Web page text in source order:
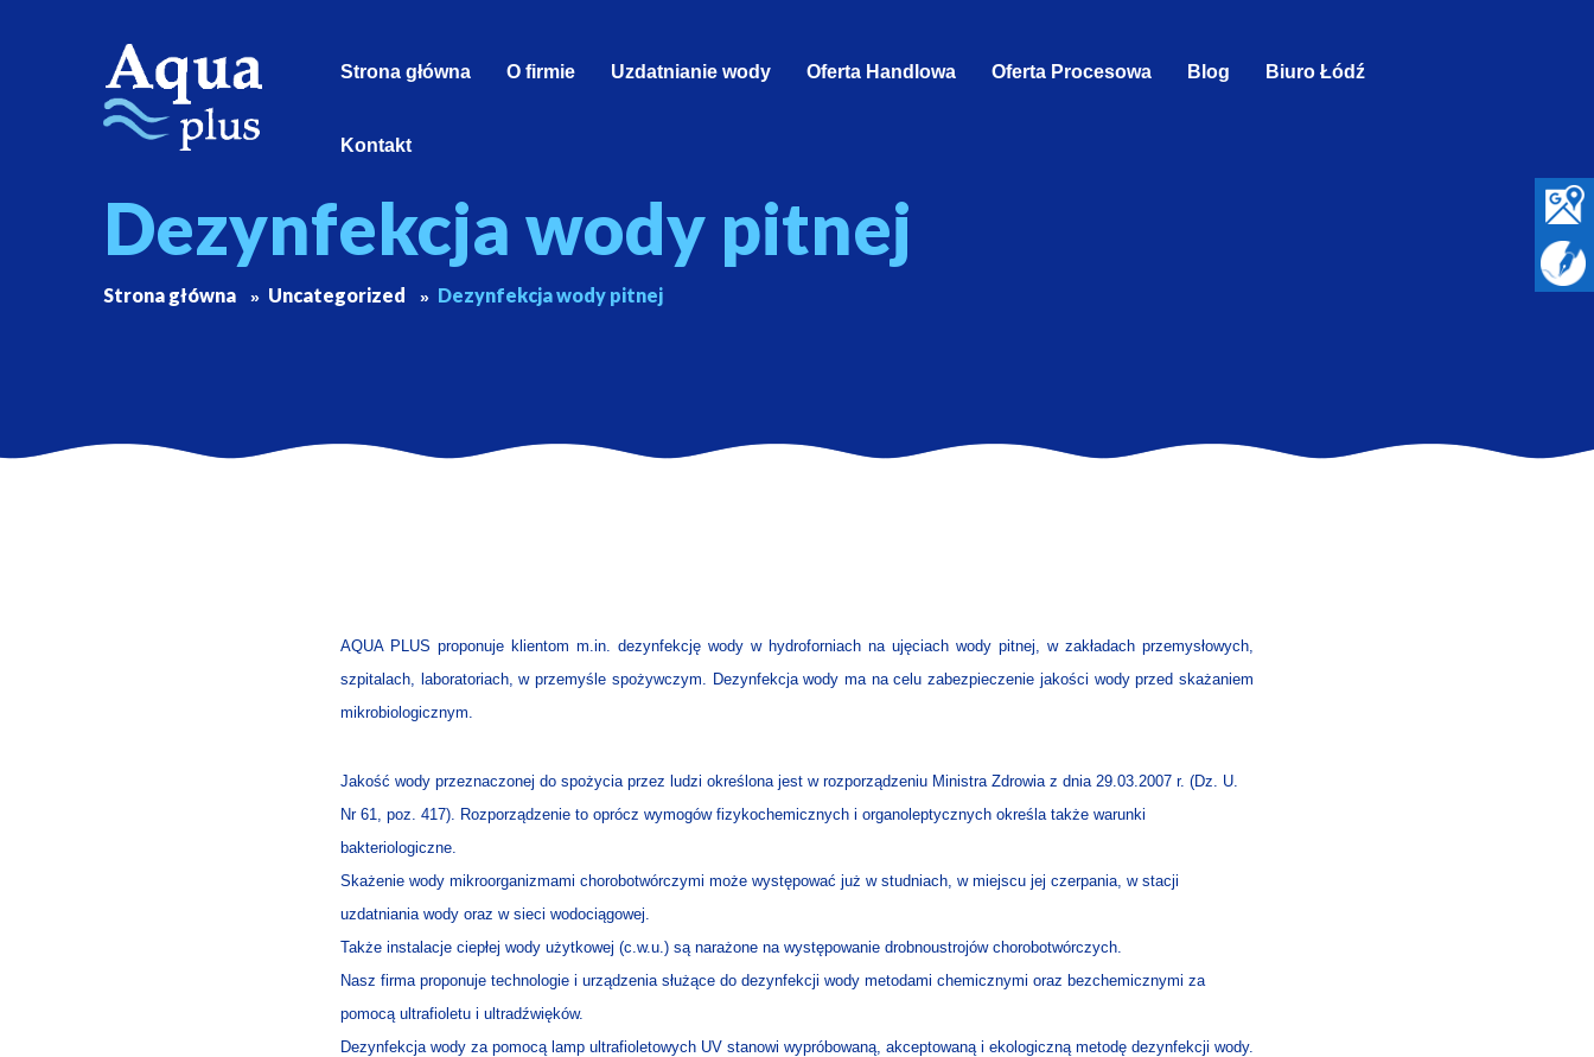
Strona główna O firmie Uzdatnianie wody Oferta Handlowa Oferta Procesowa Blog Biuro Łódź
Kontakt
Dezynfekcja wody pitnej
Strona główna Uncategorized Dezynfekcja wody pitnej
AQUA PLUS proponuje klientom m.in. dezynfekcję wody w hydroforniach na ujęciach wody pitnej, w zakładach przemysłowych,
szpitalach, laboratoriach, w przemyśle spożywczym. Dezynfekcja wody ma na celu zabezpieczenie jakości wody przed skażaniem
mikrobiologicznym.
Jakość wody przeznaczonej do spożycia przez ludzi określona jest w rozporządzeniu Ministra Zdrowia z dnia 29.03.2007 r. (Dz. U.
Nr 61, poz. 417). Rozporządzenie to oprócz wymogów fizykochemicznych i organoleptycznych określa także warunki
bakteriologiczne.
Skażenie wody mikroorganizmami chorobotwórczymi może występować już w studniach, w miejscu jej czerpania, w stacji
uzdatniania wody oraz w sieci wodociągowej.
Także instalacje ciepłej wody użytkowej (c.w.u.) są narażone na występowanie drobnoustrojów chorobotwórczych.
Nasz firma proponuje technologie i urządzenia służące do dezynfekcji wody metodami chemicznymi oraz bezchemicznymi za
pomocą ultrafioletu i ultradźwięków.
Dezynfekcja wody za pomocą lamp ultrafioletowych UV stanowi wypróbowaną, akceptowaną i ekologiczną metodę dezynfekcji wody.